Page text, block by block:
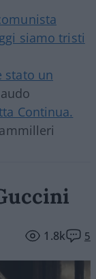
siamo tristi
stato un
Continua.
1.8k 5